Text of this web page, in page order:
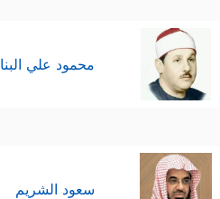
محمود علي البنا
سعود الشريم